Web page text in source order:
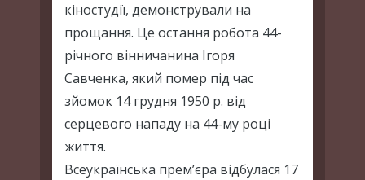
кіностудії, демонстрували на
прощання. Це остання робота 44-
річного вінничанина Ігоря
Савченка, який помер під час
зйомок 14 грудня 1950 р. від
серцевого нападу на 44-му році
життя.
Всеукраїнська прем’єра відбулася 17